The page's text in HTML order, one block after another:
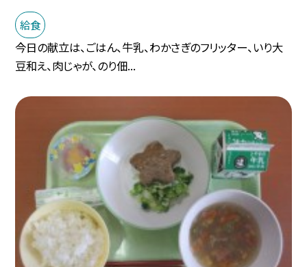
給食
今日の献立は、ごはん、牛乳、わかさぎのフリッター、いり大
豆和え、肉じゃが、のり佃...